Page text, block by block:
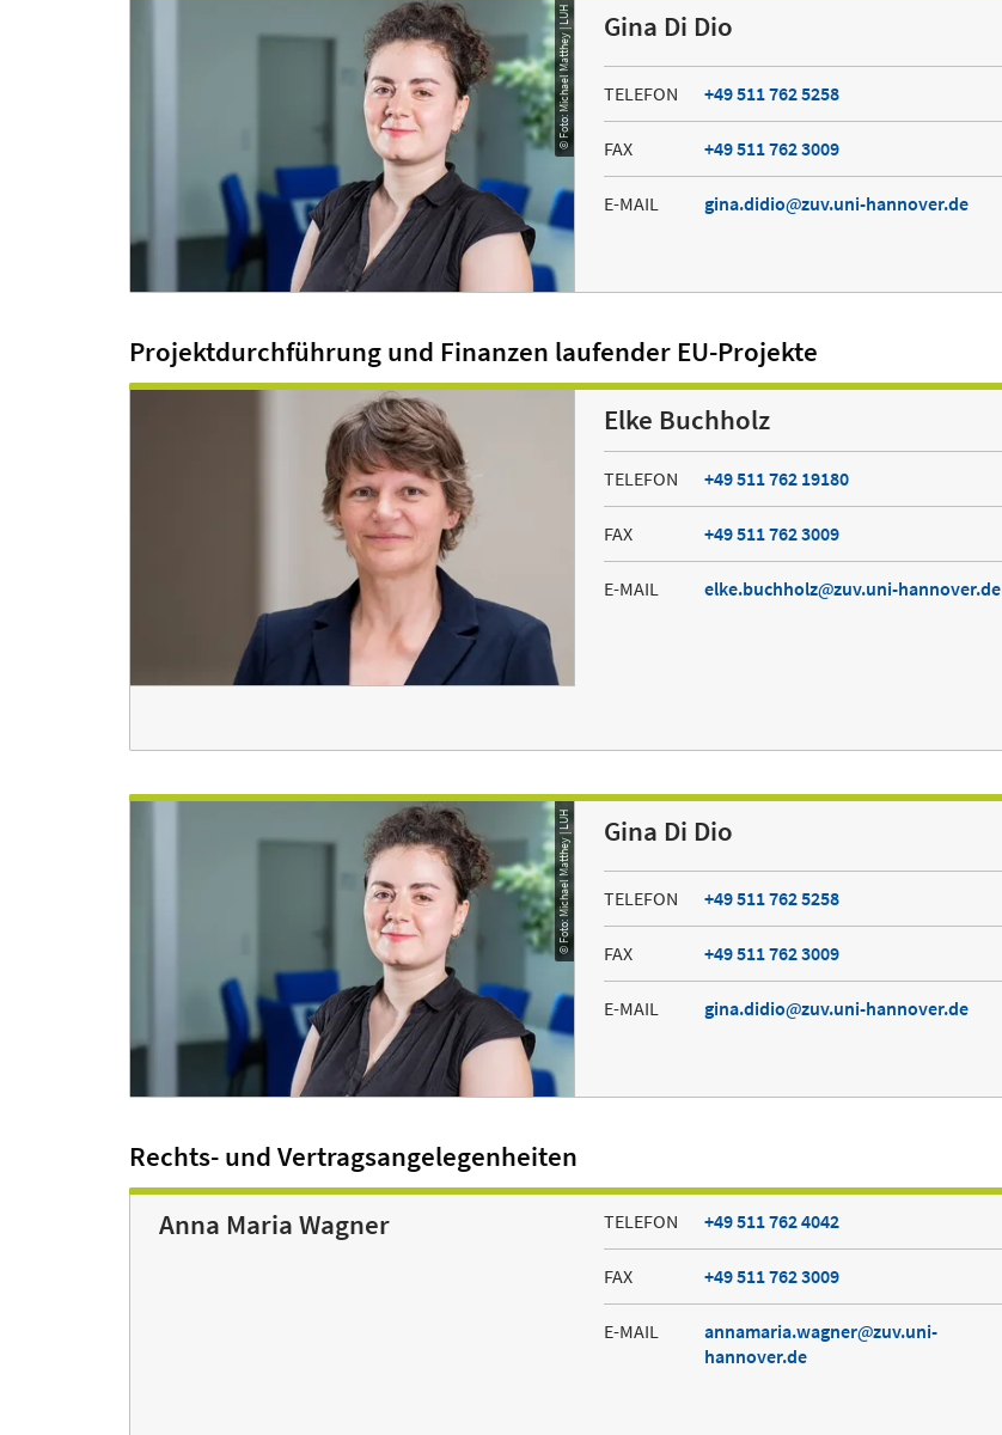
© Foto: Michael Matthey | LUH Gina Di Dio
TELEFON +49 511 762 5258
FAX +49 511 762 3009
E-MAIL gina.didio zuv.uni-hannover.de
Projektdurchführung und Finanzen laufender EU-Projekte
Elke Buchholz
TELEFON +49 511 762 19180
FAX +49 511 762 3009
E-MAIL elke.buchholz zuv.uni-hannover.de
© Foto: Michael Matthey | LUH Gina Di Dio
TELEFON +49 511 762 5258
FAX +49 511 762 3009
E-MAIL gina.didio zuv.uni-hannover.de
Rechts- und Vertragsangelegenheiten
Anna Maria Wagner TELEFON +49 511 762 4042
FAX +49 511 762 3009
E-MAIL annamaria.wagner
zuv.uni-
hannover.de